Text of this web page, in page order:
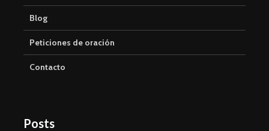
Blog
Peticiones de oración
Contacto
Posts